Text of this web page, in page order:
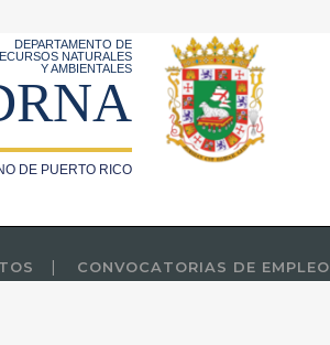
DEPARTAMENTO DE
NATURALES
Y AMBIENTALES
DE PUERTO RICO
CONVOCATORIAS DE EMPLEO